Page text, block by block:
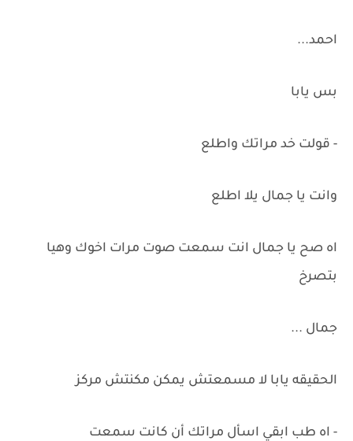
احمد...
بس يابا
- قولت خد مراتك واطلع
وانت يا جمال يلا اطلع
اه صح يا جمال انت سمعت صوت مرات اخوك وهيا
بتصرخ
جمال ...
الحقيقه يابا لا مسمعتش يمكن مكنتش مركز
- اه طب ابقي اسأل مراتك أن كانت سمعت